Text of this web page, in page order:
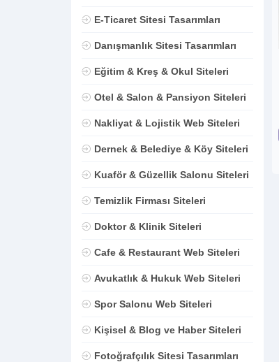
E-Ticaret Sitesi Tasarımları
Danışmanlık Sitesi Tasarımları
Eğitim & Kreş & Okul Siteleri
Otel & Salon & Pansiyon Siteleri
Nakliyat & Lojistik Web Siteleri
Dernek & Belediye & Köy Siteleri
Kuaför & Güzellik Salonu Siteleri
Temizlik Firması Siteleri
Doktor & Klinik Siteleri
Cafe & Restaurant Web Siteleri
Avukatlık & Hukuk Web Siteleri
Spor Salonu Web Siteleri
Kişisel & Blog ve Haber Siteleri
Fotoğrafçılık Sitesi Tasarımları